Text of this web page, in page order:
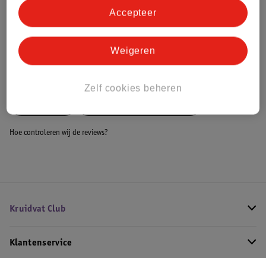
Bestel & Bezorginformatie
Hoe controleren wij de reviews?
Kruidvat Club
Klantenservice
Zelf cookies beheren
Weigeren
Accepteer